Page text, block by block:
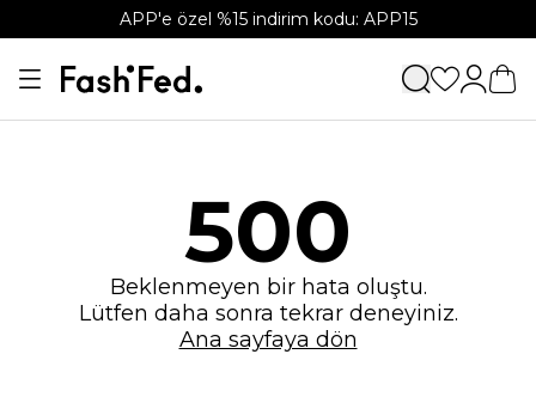
APP'e özel %15 indirim kodu: APP15
500
Beklenmeyen bir hata oluştu.
Lütfen daha sonra tekrar deneyiniz.
Ana sayfaya dön